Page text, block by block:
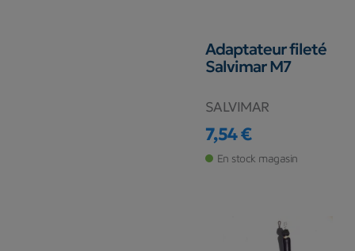
Adaptateur fileté
Salvimar M7
SALVIMAR
Prix
7,54 €
En stock magasin